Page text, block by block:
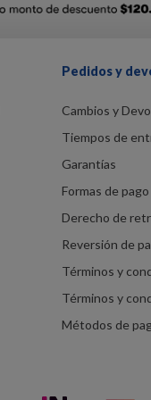
Pedidos y
Cambios y
Tiempos de
Garantías
Formas de
Derecho de
Reversión de
Términos y
Términos y
Métodos de